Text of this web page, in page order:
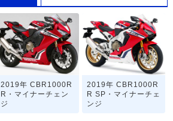
2019年 CBR1000R
R・マイナーチェン
ジ
2019年 CBR1000R
R SP・マイナーチェ
ンジ